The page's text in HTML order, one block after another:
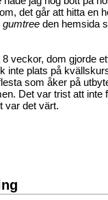
det går att hitta en
gumtree den hemsida
veckor, dom gjorde
inte plats på
som åker på
Det var trist att inte
var det värt.